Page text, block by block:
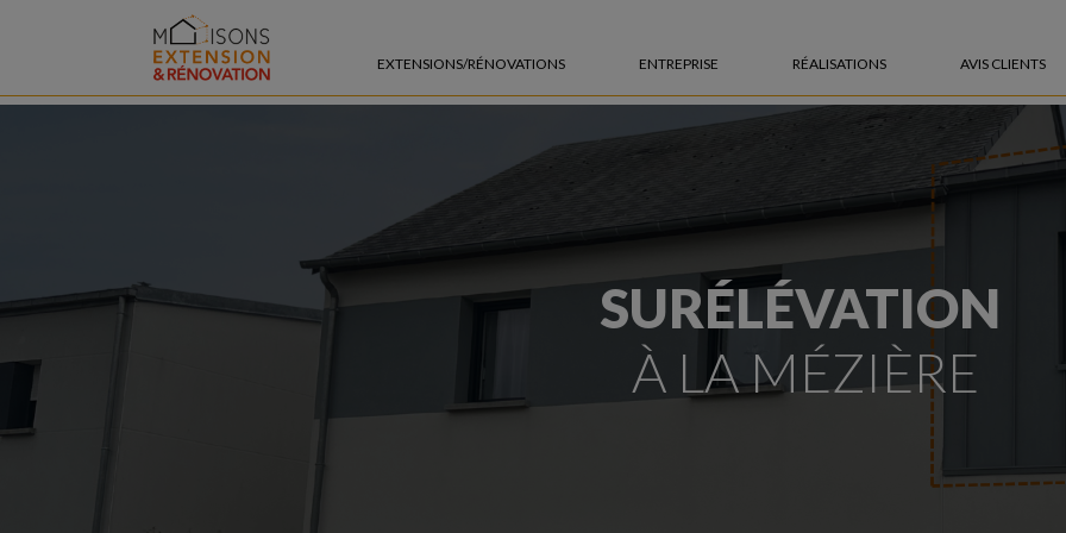
EXTENSIONS/RÉNOVATIONS
Extension pièce de vie
Extension suite parentale
Extension garage
Extension bureau
PAR STYLE
Extension de maison traditionnelle
Extension contemporaine
Extension toit plat ou toiture terrasse
ENTREPRISE
Notre concept
RÉALISATIONS AVIS CLIENTS
SURÉLÉVATION
À LA MÉZIÈRE